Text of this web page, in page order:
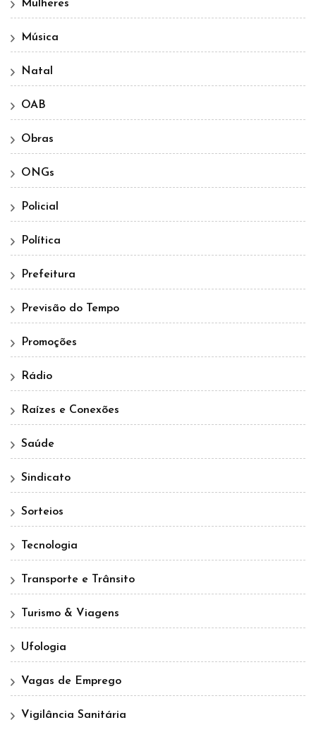
Mulheres
Música
Natal
OAB
Obras
ONGs
Policial
Política
Prefeitura
Previsão do Tempo
Promoções
Rádio
Raízes e Conexões
Saúde
Sindicato
Sorteios
Tecnologia
Transporte e Trânsito
Turismo & Viagens
Ufologia
Vagas de Emprego
Vigilância Sanitária